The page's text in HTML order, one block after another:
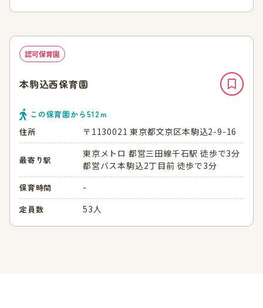
認可保育園
本駒込西保育園
この保育園から512ｍ
住所
〒1130021 東京都文京区本駒込2-9-16
最寄り駅
東京メトロ 都営三田線千石駅 徒歩で3分
都営バス本駒込2丁目前 徒歩で3分
保育時間 -
定員数 53人